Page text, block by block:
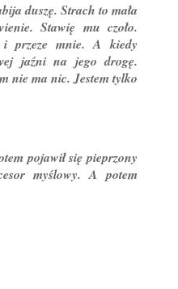
duszę. Strach to mała
Stawię mu czoło.
przeze mnie. A kiedy
jaźni na jego drogę.
nie ma nic. Jestem tylko
pojawił się pieprzony
myślowy. A potem